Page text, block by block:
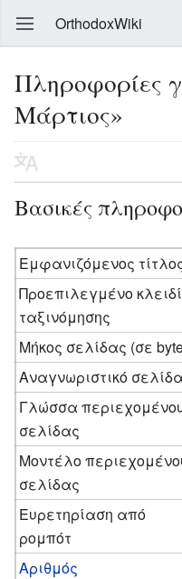
OrthodoxWiki
Πληροφορίες
Μάρτιος»
Βασικές
Εμφανιζόμενος
Προεπιλεγμένο κλειδί
ταξινόμησης
Μήκος σελίδας (σε
Αναγνωριστικό
Γλώσσα
σελίδας
Μοντέλο
σελίδας
Ευρετηρίαση από
ρομπότ
Αριθμός